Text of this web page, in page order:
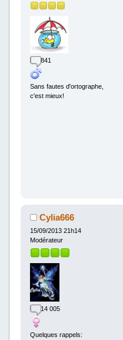
841
Sans fautes d'ortographe,
c'est mieux!
Cylia666
15/09/2013 21h14
Modérateur
14 005
Quelques rappels: